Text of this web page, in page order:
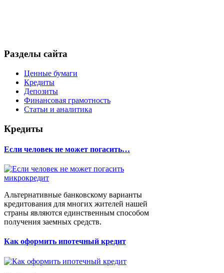
Разделы сайта
Ценные бумаги
Кредиты
Депозиты
Финансовая грамотность
Статьи и аналитика
Кредиты
Если человек не может погасить…
Альтернативные банковскому варианты
кредитования для многих жителей нашей
страны являются единственным способом
получения заемных средств.
Как оформить ипотечный кредит